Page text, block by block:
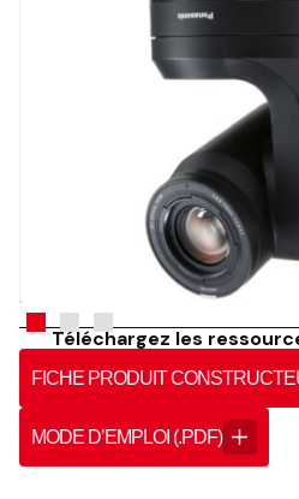
Téléchargez les
FICHE PRODUIT
MODE D’EMPLOI (.PDF)